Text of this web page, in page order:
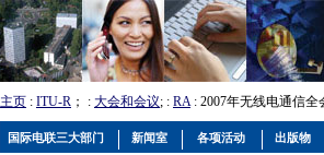
主页 : ITU-R ； : 大会和会议; : RA: 2007年无线电通信全
国际电联三大部门 新闻室 各项活动 出版物